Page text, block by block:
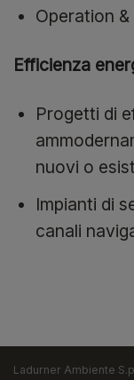
Operation
Efficienza
Progetti di
nuovi o
Impianti di
canali
Ladurner Ambiente